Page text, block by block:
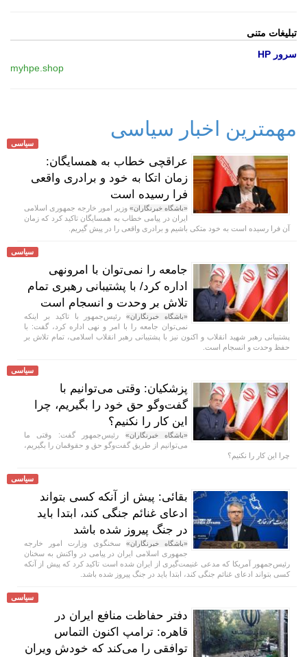
تبلیغات متنی
سرور HP
myhpe.shop
مهمترین اخبار سیاسی
سیاسی
عراقچی خطاب به همسایگان:
زمان اتکا به خود و برادری واقعی
فرا رسیده است
«باشگاه خبرنگاران» وزیر امور خارجه جمهوری اسلامی
ایران در پیامی خطاب به همسایگان تاکید کرد که زمان
آن فرا رسیده است به خود متکی باشیم و برادری واقعی را در پیش گیریم.
سیاسی
جامعه را نمی‌توان با امرونهی
اداره کرد/ با پشتیبانی رهبری تمام
تلاش بر وحدت و انسجام است
«باشگاه خبرنگاران»رئیس‌جمهور با تاکید بر اینکه
نمی‌توان جامعه را با امر و نهی اداره کرد، گفت: با
پشتیبانی رهبر شهید انقلاب و اکنون نیز با پشتیبانی رهبر انقلاب اسلامی، تمام تلاش بر
حفظ وحدت و انسجام است.
سیاسی
پزشکیان: وقتی می‌توانیم با
گفت‌و‌گو حق خود را بگیریم، چرا
این کار را نکنیم؟
«باشگاه خبرنگاران» رئیس‌جمهور گفت: وقتی ما
می‌توانیم از طریق گفت‌و‌گو حق و حقوقمان را بگیریم،
چرا این کار را نکنیم؟
سیاسی
بقائی: پیش از آنکه کسی بتواند
ادعای غنائم جنگی کند، ابتدا باید
در جنگ پیروز شده باشد
«باشگاه خبرنگاران» سخنگوی وزارت امور خارجه
جمهوری اسلامی ایران در پیامی در واکنش به سخنان
رئیس‌جمهور آمریکا که مدعی غنیمت‌گیری از ایران شده است تاکید کرد که پیش از آنکه
کسی بتواند ادعای غنائم جنگی کند، ابتدا باید در جنگ پیروز شده باشد.
سیاسی
دفتر حفاظت منافع ایران در
قاهره: ترامپ اکنون التماس
توافقی را می‌کند که خودش ویران